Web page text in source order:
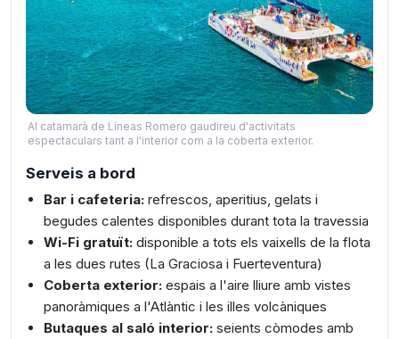
Al catamarà de Líneas Romero gaudireu d'activitats
espectaculars tant a l'interior com a la coberta exterior.
Serveis a bord
Bar i cafeteria: refrescos, aperitius, gelats i
begudes calentes disponibles durant tota la travessia
Wi-Fi gratuït: disponible a tots els vaixells de la flota
a les dues rutes (La Graciosa i Fuerteventura)
Coberta exterior: espais a l'aire lliure amb vistes
panoràmiques a l'Atlàntic i les illes volcàniques
Butaques al saló interior: seients còmodes amb